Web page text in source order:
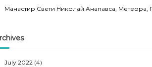
Манастир Свети Николай Анапавса, Метеора,
July 2022 (4)